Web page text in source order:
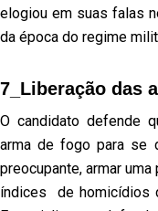
elogiou em suas falas
da época do regime
7_Liberação das
O candidato defende
arma de fogo para se
preocupante, armar
índices de homicídios